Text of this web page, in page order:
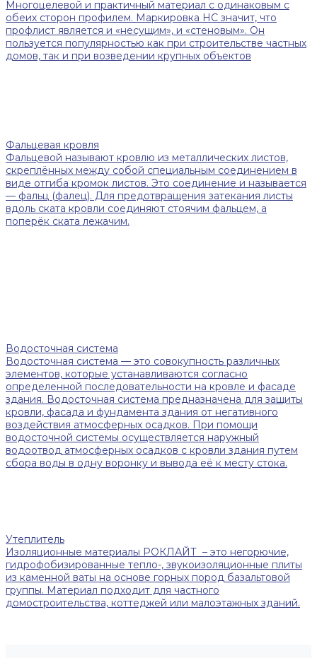
Многоцелевой и практичный материал с одинаковым с
обеих сторон профилем. Маркировка НС значит, что
профлист является и «несущим», и «стеновым». Он
пользуется популярностью как при строительстве частных
домов, так и при возведении крупных объектов
Фальцевая кровля
Фальцевой называют кровлю из металлических листов,
скреплённых между собой специальным соединением в
виде отгиба кромок листов. Это соединение и называется
— фальц (фалец). Для предотвращения затекания листы
вдоль ската кровли соединяют стоячим фальцем, а
поперёк ската лежачим.
Водосточная система
Водосточная система — это совокупность различных
элементов, которые устанавливаются согласно
определенной последовательности на кровле и фасаде
здания. Водосточная система предназначена для защиты
кровли, фасада и фундамента здания от негативного
воздействия атмосферных осадков. При помощи
водосточной системы осуществляется наружный
водоотвод атмосферных осадков с кровли здания путем
сбора воды в одну воронку и вывода её к месту стока.
Утеплитель
Изоляционные материалы РОКЛАЙТ – это негорючие,
гидрофобизированные тепло-, звукоизоляционные плиты
из каменной ваты на основе горных пород базальтовой
группы. Материал подходит для частного
домостроительства, коттеджей или малоэтажных зданий.